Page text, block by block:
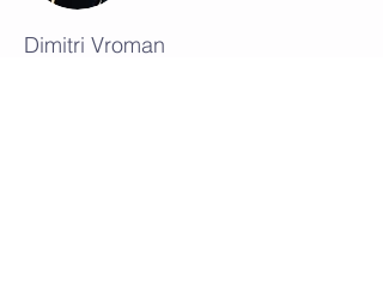
Dimitri Vroman